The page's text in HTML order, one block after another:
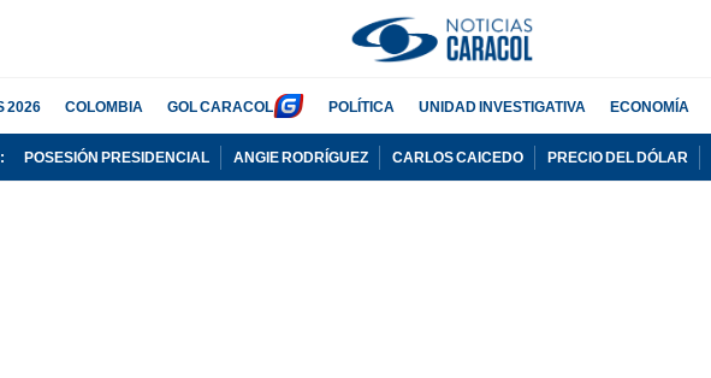
2026 COLOMBIA GOL CARACOL POLÍTICA UNIDAD INVESTIGATIVA ECONOMÍA
POSESIÓN PRESIDENCIAL ANGIE RODRÍGUEZ CARLOS CAICEDO PRECIO DEL DÓLAR